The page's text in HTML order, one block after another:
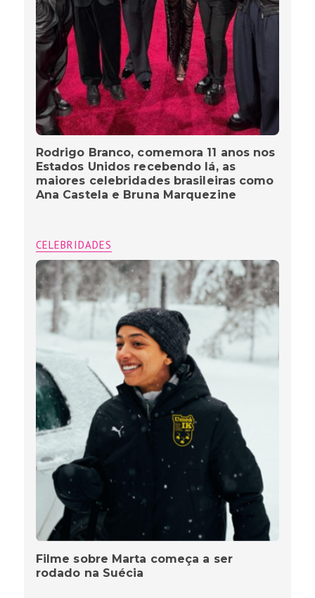
Rodrigo Branco, comemora 11 anos nos
Estados Unidos recebendo lá, as
maiores celebridades brasileiras como
Ana Castela e Bruna Marquezine
CELEBRIDADES
Filme sobre Marta começa a ser
rodado na Suécia